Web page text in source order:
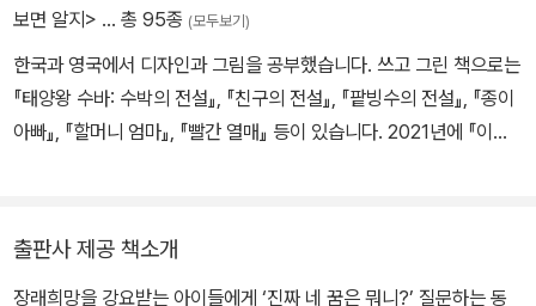
보면 알지> … 총 95종 (모두보기)
한국과 영국에서 디자인과 그림을 공부했습니다. 쓰고 그린 책으로는
『태양왕 수바: 수박의 전설』, 『친구의 전설』, 『팥빙수의 전설』, 『종이
아빠』, 『할머니 엄마』, 『빨간 열매』 등이 있습니다. 2021년에 『이파
출판사 제공 책소개
장래희망을 강요받는 아이들에게 ‘진짜 네 꿈은 뭐니?’ 질문하는 동